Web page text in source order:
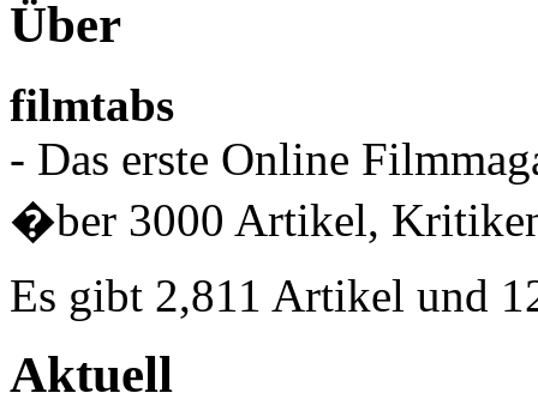
Über
filmtabs
- Das erste Online
�ber 3000 Artikel,
Es gibt 2,811 Artikel und
Aktuell